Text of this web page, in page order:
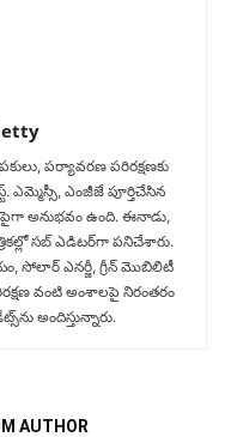
పర్యావరణ పరిరక్షణకు
ఎమ్మెస్సీ, ఎంజీజే పూర్తిచేసిన‌
అనుభవం ఉంది. ఈనాడు,
సబ్‌ ఎడిటర్‌గా ప‌నిచేశారు.
సోలార్ ఎనర్జీ, గ్రీన్ మొబిలిటీ
వంటి అంశాలపై నిరంతరం
అందిస్తున్నారు.
AUTHOR